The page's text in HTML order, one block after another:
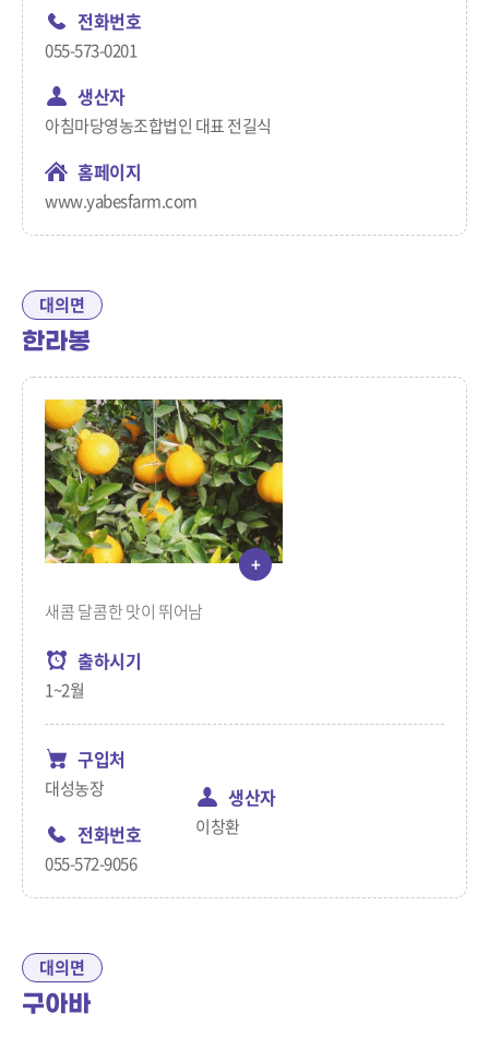
전화번호
055-573-0201
생산자
아침마당영농조합법인 대표 전길식
홈페이지
www.yabesfarm.com
한라봉
대의면
+
새콤 달콤한 맛이 뛰어남
출하시기
1~2월
구입처
대성농장
전화번호
055-572-9056
생산자
이창환
구아바
대의면